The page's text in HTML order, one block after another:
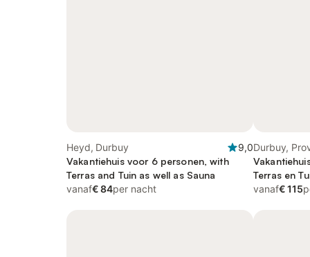
Heyd, Durbuy
9,0
Vakantiehuis voor 6 personen, with
Terras and Tuin as well as Sauna
vanaf€ 84per nacht
Durbuy,
Terras en
vanaf€ 115